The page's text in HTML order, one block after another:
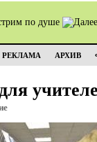
по душе
РЕКЛАМА АРХИВ